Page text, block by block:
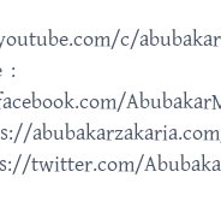
c/
:
twitter.com/